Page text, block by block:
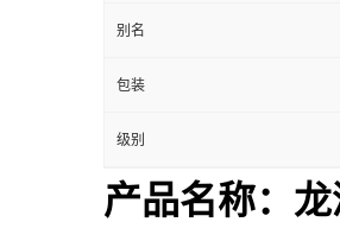
别名
包装
级别
产品名称：龙